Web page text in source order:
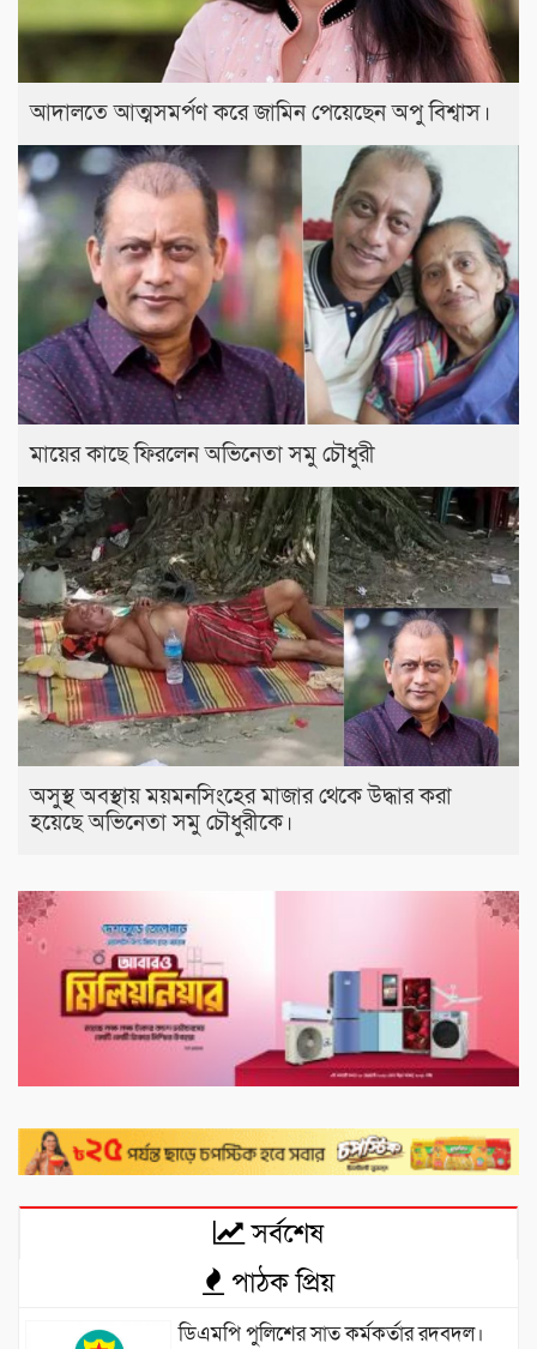
আদালতে আত্মসমর্পণ করে জামিন পেয়েছেন অপু বিশ্বাস।
মায়ের কাছে ফিরলেন অভিনেতা সমু চৌধুরী
অসুস্থ অবস্থায় ময়মনসিংহের মাজার থেকে উদ্ধার করা
হয়েছে অভিনেতা সমু চৌধুরীকে।
সর্বশেষ
পাঠক প্রিয়
ডিএমপি পুলিশের সাত কর্মকর্তার রদবদল।